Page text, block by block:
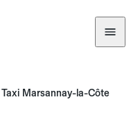
Taxi Marsannay-la-Côte